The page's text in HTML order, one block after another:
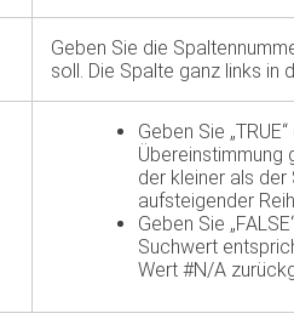
Geben Sie die
soll. Die Spalte ganz links in
Geben Sie
Übereinstimmung
der kleiner als
aufsteigender
Geben Sie
Suchwert
Wert #N/A